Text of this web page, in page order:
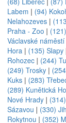
Labem | (94)
Nelahozeves |
Praha - Zoo |
Václavské náměstí
Hora | (135) Slapy
Rohozec | (244)
(249) Trosky |
Kuks | (283)
(289) Kunětická
Nové Hrady |
Sázavou | (330)
Rokytnou | (352)